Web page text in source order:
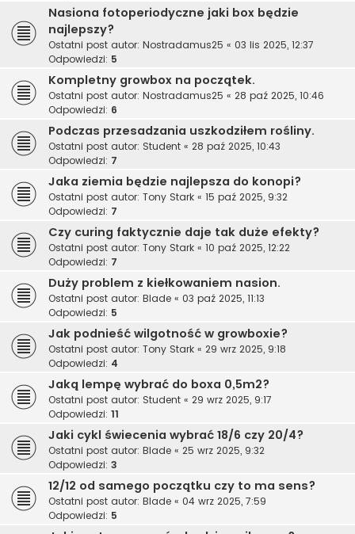
Nasiona fotoperiodyczne jaki box będzie
najlepszy?
Ostatni post autor: Nostradamus25 « 03 lis 2025, 12:37
Odpowiedzi: 5
Kompletny growbox na początek.
Ostatni post autor: Nostradamus25 « 28 paź 2025, 10:46
Odpowiedzi: 6
Podczas przesadzania uszkodziłem rośliny.
Ostatni post autor: Student « 28 paź 2025, 10:43
Odpowiedzi: 7
Jaka ziemia będzie najlepsza do konopi?
Ostatni post autor: Tony Stark « 15 paź 2025, 9:32
Odpowiedzi: 7
Czy curing faktycznie daje tak duże efekty?
Ostatni post autor: Tony Stark « 10 paź 2025, 12:22
Odpowiedzi: 7
Duży problem z kiełkowaniem nasion.
Ostatni post autor: Blade « 03 paź 2025, 11:13
Odpowiedzi: 5
Jak podnieść wilgotność w growboxie?
Ostatni post autor: Tony Stark « 29 wrz 2025, 9:18
Odpowiedzi: 4
Jaką lempę wybrać do boxa 0,5m2?
Ostatni post autor: Student « 29 wrz 2025, 9:17
Odpowiedzi: 11
Jaki cykl świecenia wybrać 18/6 czy 20/4?
Ostatni post autor: Blade « 25 wrz 2025, 9:32
Odpowiedzi: 3
12/12 od samego początku czy to ma sens?
Ostatni post autor: Blade « 04 wrz 2025, 7:59
Odpowiedzi: 5